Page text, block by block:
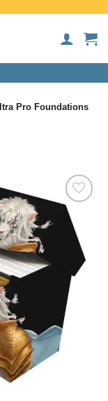
Pro Foundations